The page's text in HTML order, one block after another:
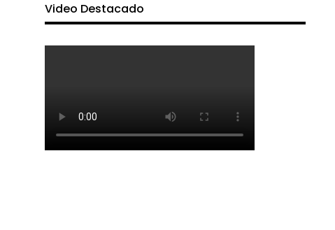
Video Destacado